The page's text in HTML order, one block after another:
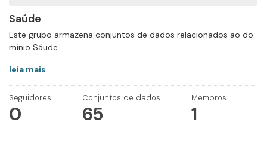
Saúde
Este grupo armazena conjuntos de dados relacionados ao do
mínio Sáude.
leia mais
Seguidores
0
Conjuntos de dados
65
Membros
1